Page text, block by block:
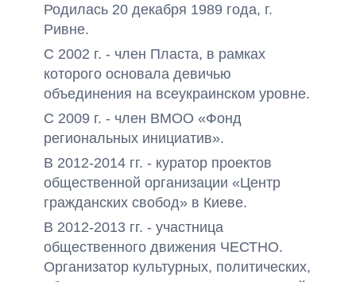
Родилась 20 декабря 1989 года, г.
Ривне.
С 2002 г. - член Пласта, в рамках
которого основала девичью
объединения на всеукраинском уровне.
С 2009 г. - член ВМОО «Фонд
региональных инициатив».
В 2012-2014 гг. - куратор проектов
общественной организации «Центр
гражданских свобод» в Киеве.
В 2012-2013 гг. - участница
общественного движения ЧЕСТНО.
Организатор культурных, политических,